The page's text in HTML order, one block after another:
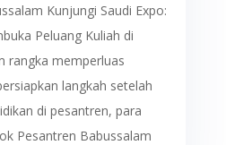
Kunjungi Saudi Expo:
Peluang Kuliah di
rangka memperluas
langkah setelah
di pesantren, para
Pesantren Babussalam